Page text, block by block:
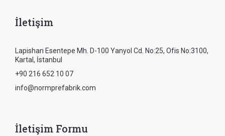
İletişim
Lapishan Esentepe Mh. D-100 Yanyol Cd. No:25, Ofis No:3100,
Kartal, İstanbul
+90 216 652 10 07
info@normprefabrik.com
İletişim Formu